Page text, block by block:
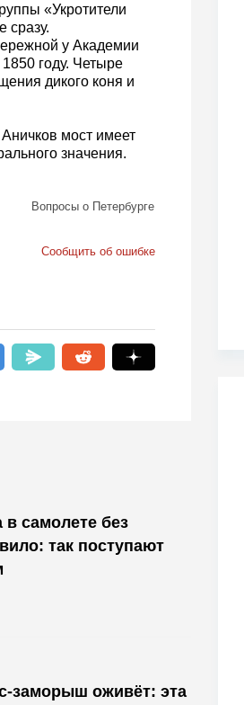
«Укротители
сразу.
у Академии
году. Четыре
дикого коня и
мост имеет
значения.
Вопросы о Петербурге
Сообщить об ошибке
в самолете без
так поступают
заморыш оживёт: эта